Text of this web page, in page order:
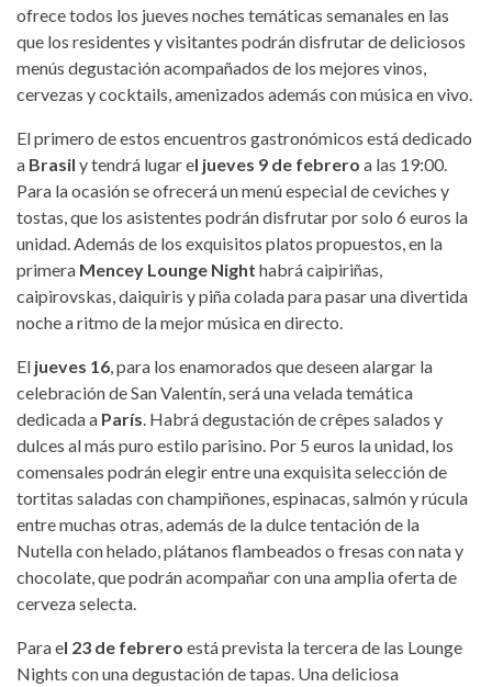
ofrece todos los jueves noches temáticas semanales en las
que los residentes y visitantes podrán disfrutar de deliciosos
menús degustación acompañados de los mejores vinos,
cervezas y cocktails, amenizados además con música en vivo.
El primero de estos encuentros gastronómicos está dedicado
a Brasil y tendrá lugar el jueves 9 de febrero a las 19:00.
Para la ocasión se ofrecerá un menú especial de ceviches y
tostas, que los asistentes podrán disfrutar por solo 6 euros la
unidad. Además de los exquisitos platos propuestos, en la
primera Mencey Lounge Night habrá caipiriñas,
caipirovskas, daiquiris y piña colada para pasar una divertida
noche a ritmo de la mejor música en directo.
El jueves 16, para los enamorados que deseen alargar la
celebración de San Valentín, será una velada temática
dedicada a París. Habrá degustación de crêpes salados y
dulces al más puro estilo parisino. Por 5 euros la unidad, los
comensales podrán elegir entre una exquisita selección de
tortitas saladas con champiñones, espinacas, salmón y rúcula
entre muchas otras, además de la dulce tentación de la
Nutella con helado, plátanos flambeados o fresas con nata y
chocolate, que podrán acompañar con una amplia oferta de
cerveza selecta.
Para el 23 de febrero está prevista la tercera de las Lounge
Nights con una degustación de tapas. Una deliciosa